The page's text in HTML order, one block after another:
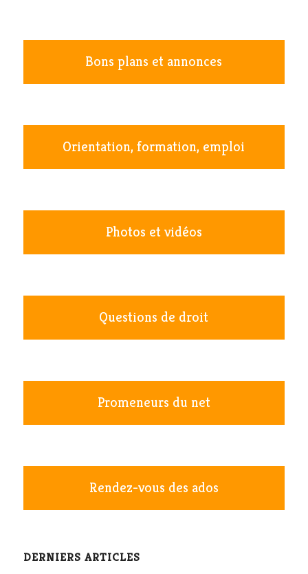
Bons plans et annonces
Orientation, formation, emploi
Photos et vidéos
Questions de droit
Promeneurs du net
Rendez-vous des ados
DERNIERS ARTICLES